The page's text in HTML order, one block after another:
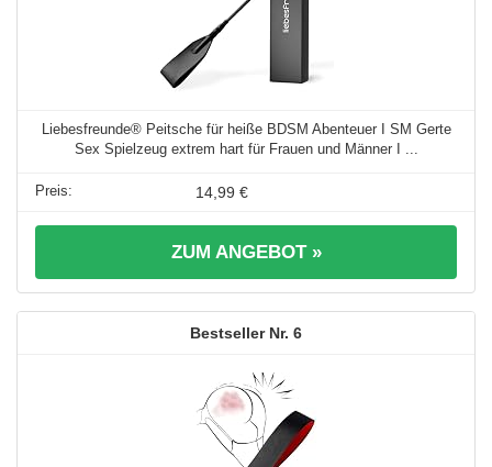
Liebesfreunde® Peitsche für heiße BDSM Abenteuer I SM Gerte
Sex Spielzeug extrem hart für Frauen und Männer I ...
14,99 €
ZUM ANGEBOT »
6